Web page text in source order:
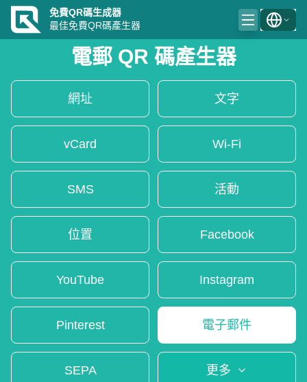
免費QR碼生成器
最佳免費QR碼產生器
電郵 QR 碼產生器
網址 文字
vCard Wi-Fi
SMS 活動
位置 Facebook
YouTube Instagram
Pinterest 電子郵件
SEPA 更多